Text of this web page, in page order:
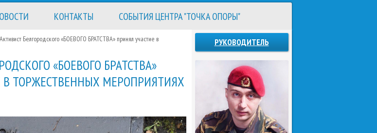
КОНТАКТЫ СОБЫТИЯ ЦЕНТРА "ТОЧКА ОПОРЫ"
Активист Белгородского «БОЕВОГО БРАТСТВА» принял участие в
«БОЕВОГО БРАТСТВА»
В ТОРЖЕСТВЕННЫХ МЕРОПРИЯТИЯХ
РУКОВОДИТЕЛЬ